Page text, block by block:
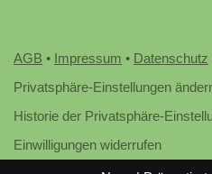
AGB • Impressum • Datenschutz
Privatsphäre-Einstellungen
Historie der Privatsphäre-
Einwilligungen widerrufen